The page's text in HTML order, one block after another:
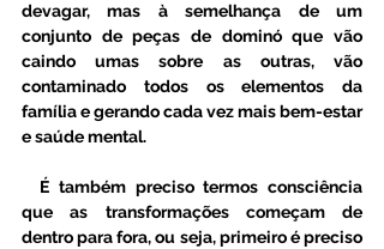
devagar, mas à semelhança de um
conjunto de peças de dominó que vão
caindo umas sobre as outras, vão
contaminado todos os elementos da
família e gerando cada vez mais bem-estar
e saúde mental.
que as transformações começam de
dentro para fora, ou seja, primeiro é preciso